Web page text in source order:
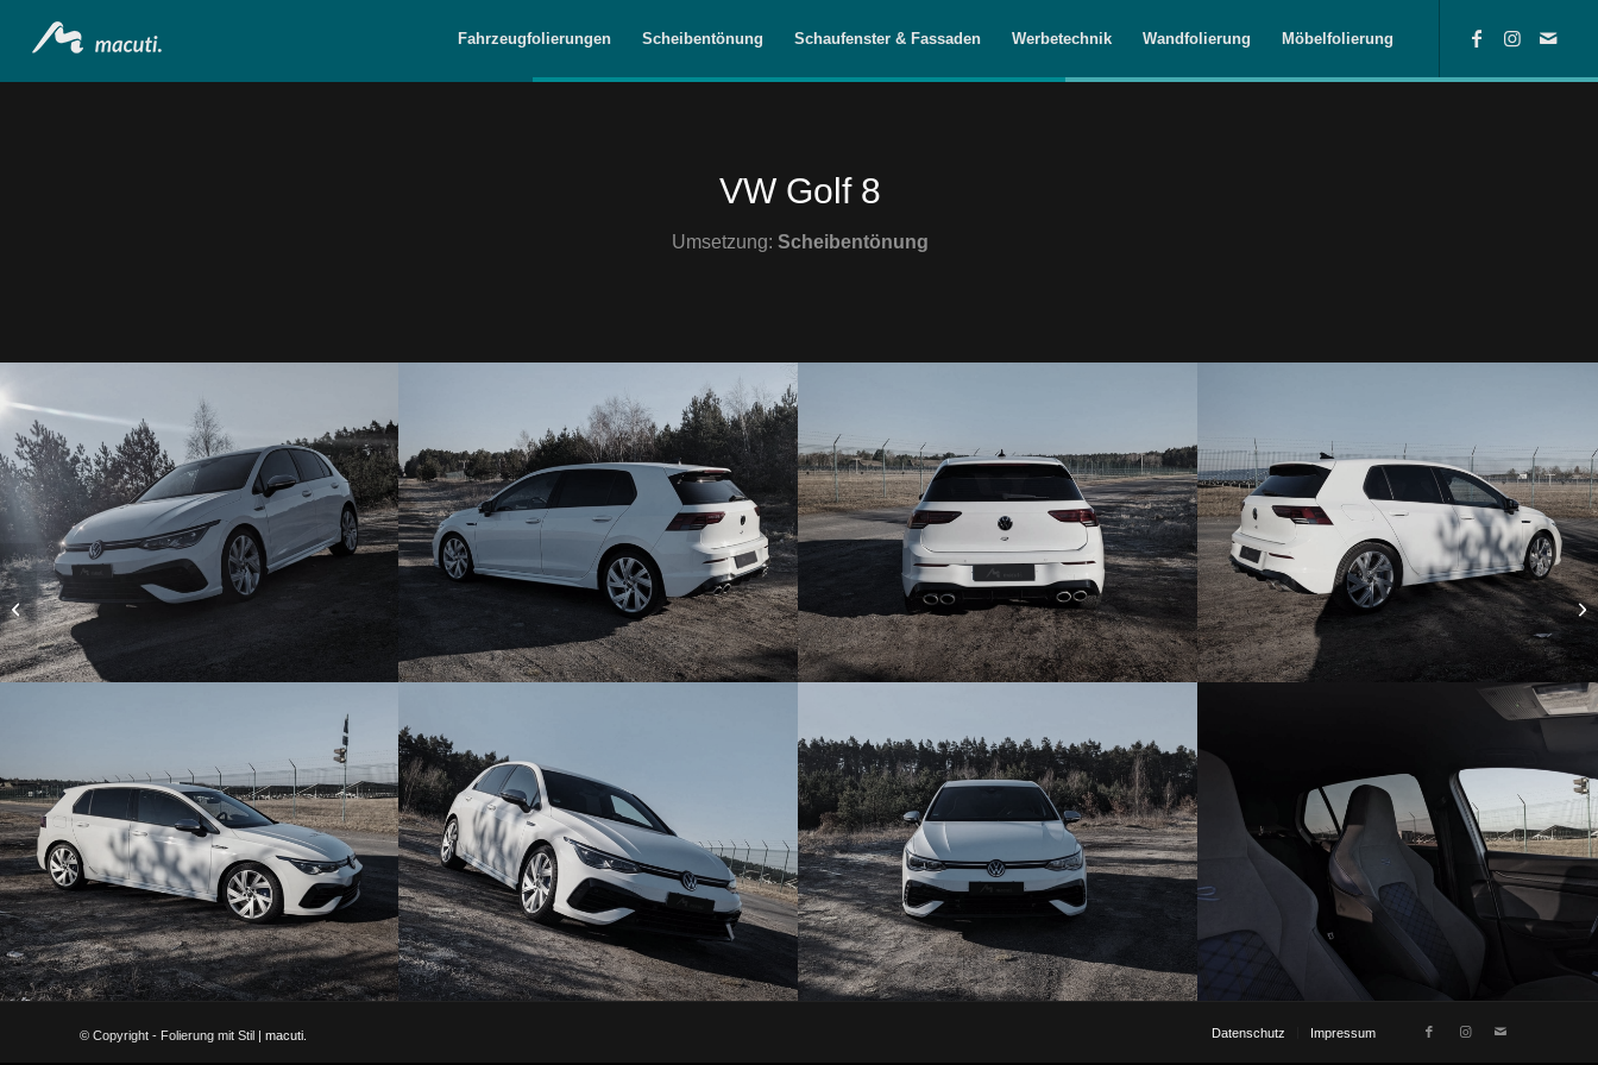
Fahrzeugfolierungen Scheibentönung Schaufenster & Fassaden Werbetechnik Wandfolierung Möbelfolierung
VW Golf 8
Umsetzung: Scheibentönung
© Copyright - Folierung mit Stil | macuti. Datenschutz Impressum
DLRG